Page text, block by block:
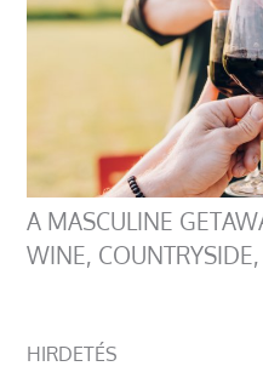
A MASCULINE
WINE,
HIRDETÉS